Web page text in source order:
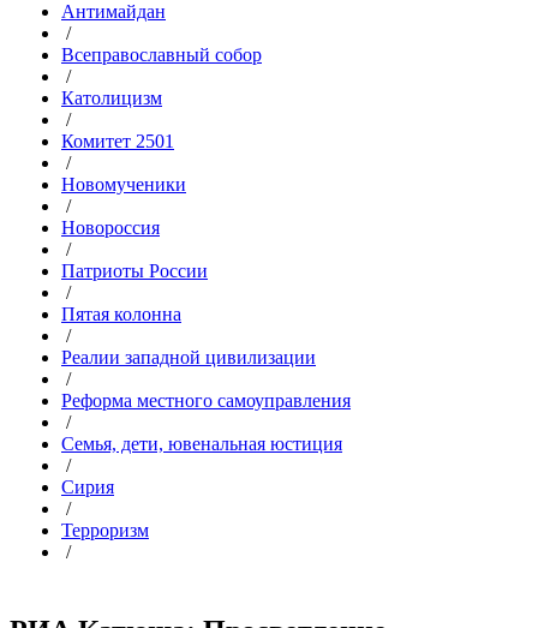
Антимайдан
/
Всеправославный собор
/
Католицизм
/
Комитет 2501
/
Новомученики
/
Новороссия
/
Патриоты России
/
Пятая колонна
/
Реалии западной цивилизации
/
Реформа местного самоуправления
/
Семья, дети, ювенальная юстиция
/
Сирия
/
Терроризм
/